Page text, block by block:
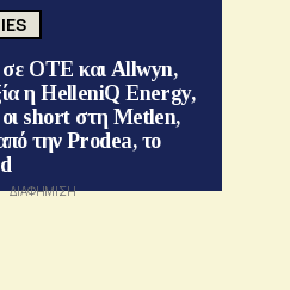
ΟΤΕ και Allwyn,
η HelleniQ Energy,
οι short στη Metlen,
την Prodea, το